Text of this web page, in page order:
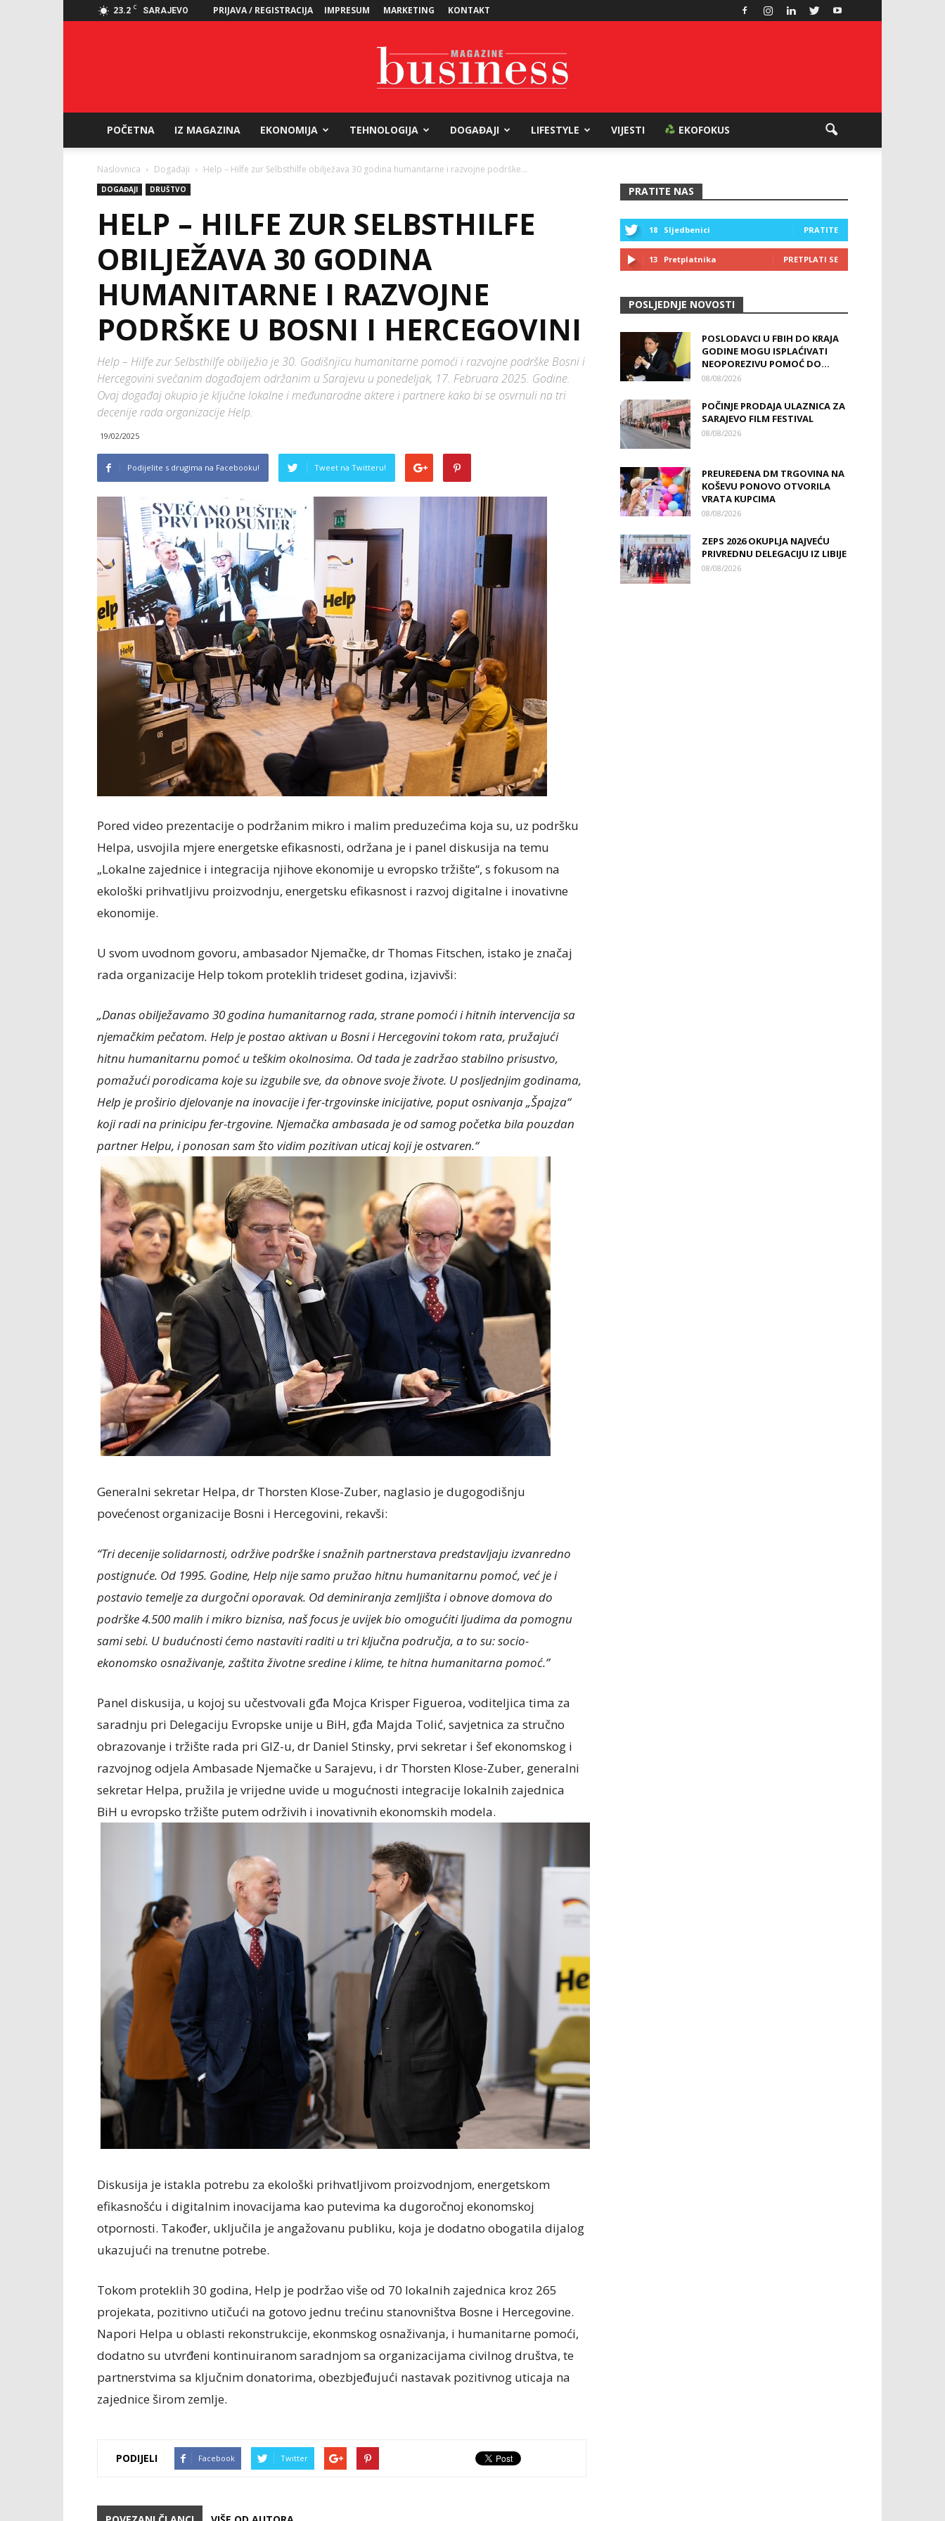
23.2 C SARAJEVO PRIJAVA / REGISTRACIJA IMPRESUM MARKETING KONTAKT
Magazine
POČETNA IZ MAGAZINA EKONOMIJA TEHNOLOGIJA DOGAĐAJI LIFESTYLE VIJESTI EKOFOKUS
Naslovnica Događaji Help – Hilfe zur Selbsthilfe obilježava 30 godina humanitarne i razvojne podrške...
DOGAĐAJI DRUŠTVO
HELP – HILFE ZUR SELBSTHILFE
OBILJEŽAVA 30 GODINA
HUMANITARNE I RAZVOJNE
PODRŠKE U BOSNI I HERCEGOVINI
Help – Hilfe zur Selbsthilfe obilježio je 30. Godišnjicu humanitarne pomoći i razvojne podrške Bosni i
Hercegovini svečanim događajem održanim u Sarajevu u ponedeljak, 17. Februara 2025. Godine.
Ovaj događaj okupio je ključne lokalne i međunarodne aktere i partnere kako bi se osvrnuli na tri
decenije rada organizacije Help.
19/02/2025
Podijelite s drugima na Facebooku! Tweet na Twitteru!
Pored video prezentacije o podržanim mikro i malim preduzećima koja su, uz podršku
Helpa, usvojila mjere energetske efikasnosti, održana je i panel diskusija na temu
„Lokalne zajednice i integracija njihove ekonomije u evropsko tržište“, s fokusom na
ekološki prihvatljivu proizvodnju, energetsku efikasnost i razvoj digitalne i inovativne
ekonomije.
U svom uvodnom govoru, ambasador Njemačke, dr Thomas Fitschen, istako je značaj
rada organizacije Help tokom proteklih trideset godina, izjavivši:
„Danas obilježavamo 30 godina humanitarnog rada, strane pomoći i hitnih intervencija sa
njemačkim pečatom. Help je postao aktivan u Bosni i Hercegovini tokom rata, pružajući
hitnu humanitarnu pomoć u teškim okolnosima. Od tada je zadržao stabilno prisustvo,
pomažući porodicama koje su izgubile sve, da obnove svoje živote. U posljednjim godinama,
Help je proširio djelovanje na inovacije i fer-trgovinske inicijative, poput osnivanja „Špajza“
koji radi na prinicipu fer-trgovine. Njemačka ambasada je od samog početka bila pouzdan
partner Helpu, i ponosan sam što vidim pozitivan uticaj koji je ostvaren.“
Generalni sekretar Helpa, dr Thorsten Klose-Zuber, naglasio je dugogodišnju
povećenost organizacije Bosni i Hercegovini, rekavši:
“Tri decenije solidarnosti, održive podrške i snažnih partnerstava predstavljaju izvanredno
postignuće. Od 1995. Godine, Help nije samo pružao hitnu humanitarnu pomoć, već je i
postavio temelje za durgočni oporavak. Od deminiranja zemljišta i obnove domova do
podrške 4.500 malih i mikro biznisa, naš focus je uvijek bio omogućiti ljudima da pomognu
sami sebi. U budućnosti ćemo nastaviti raditi u tri ključna područja, a to su: socio-
ekonomsko osnaživanje, zaštita životne sredine i klime, te hitna humanitarna pomoć.”
Panel diskusija, u kojoj su učestvovali gđa Mojca Krisper Figueroa, voditeljica tima za
saradnju pri Delegaciju Evropske unije u BiH, gđa Majda Tolić, savjetnica za stručno
obrazovanje i tržište rada pri GIZ-u, dr Daniel Stinsky, prvi sekretar i šef ekonomskog i
razvojnog odjela Ambasade Njemačke u Sarajevu, i dr Thorsten Klose-Zuber, generalni
sekretar Helpa, pružila je vrijedne uvide u mogućnosti integracije lokalnih zajednica
BiH u evropsko tržište putem održivih i inovativnih ekonomskih modela.
Diskusija je istakla potrebu za ekološki prihvatljivom proizvodnjom, energetskom
efikasnošću i digitalnim inovacijama kao putevima ka dugoročnoj ekonomskoj
otpornosti. Također, uključila je angažovanu publiku, koja je dodatno obogatila dijalog
ukazujući na trenutne potrebe.
Tokom proteklih 30 godina, Help je podržao više od 70 lokalnih zajednica kroz 265
projekata, pozitivno utičući na gotovo jednu trećinu stanovništva Bosne i Hercegovine.
Napori Helpa u oblasti rekonstrukcije, ekonmskog osnaživanja, i humanitarne pomoći,
dodatno su utvrđeni kontinuiranom saradnjom sa organizacijama civilnog društva, te
partnerstvima sa ključnim donatorima, obezbjeđujući nastavak pozitivnog uticaja na
zajednice širom zemlje.
PODIJELI Facebook Twitter
PRATITE NAS
18 Sljedbenici PRATITE
13 Pretplatnika PRETPLATI SE
POSLJEDNJE NOVOSTI
POSLODAVCI U FBIH DO KRAJA
GODINE MOGU ISPLAĆIVATI
NEOPOREZIVU POMOĆ DO...
08/08/2026
POČINJE PRODAJA ULAZNICA ZA
SARAJEVO FILM FESTIVAL
08/08/2026
PREUREĐENA DM TRGOVINA NA
KOŠEVU PONOVO OTVORILA
VRATA KUPCIMA
08/08/2026
ZEPS 2026 OKUPLJA NAJVEĆU
PRIVREDNU DELEGACIJU IZ LIBIJE
08/08/2026